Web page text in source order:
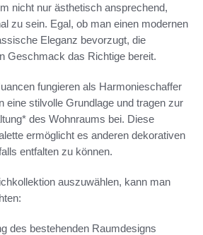
nicht nur ästhetisch ansprechend,
zu sein. Egal, ob man einen modernen
Eleganz bevorzugt, die
Geschmack das Richtige bereit.
fungieren als Harmonieschaffer
eine stilvolle Grundlage und tragen zur
des Wohnraums bei. Diese
ermöglicht es anderen dekorativen
entfalten zu können.
auszuwählen, kann man
des bestehenden Raumdesigns